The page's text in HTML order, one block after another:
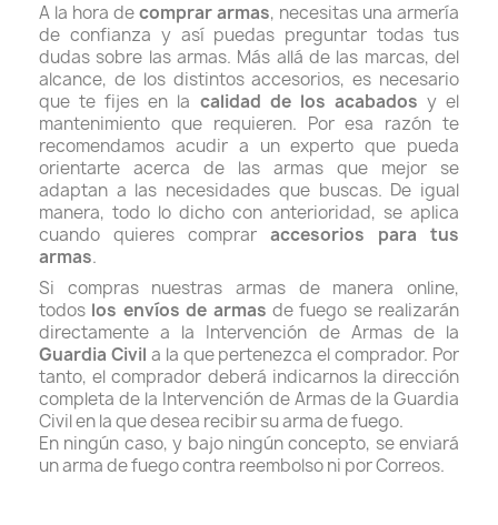
A la hora decomprar armas, necesitas una armería
de confianza y así puedas preguntar todas tus
dudas sobre las armas. Más allá de las marcas, del
alcance, de los distintos accesorios, es necesario
que te fijes en la calidad de los acabados y el
mantenimiento que requieren. Por esa razón te
recomendamos acudir a un experto que pueda
orientarte acerca de las armas que mejor se
adaptan a las necesidades que buscas. De igual
manera, todo lo dicho con anterioridad, se aplica
cuando quieres comprar accesorios para tus
armas.
Si compras nuestras armas de manera online,
todos los envíos de armas de fuego se realizarán
directamente a la Intervención de Armas de la
Guardia Civil a la que pertenezca el comprador. Por
tanto, el comprador deberá indicarnos la dirección
completa de la Intervención de Armas de la Guardia
Civil en la que desea recibir su arma de fuego.
En ningún caso, y bajo ningún concepto, se enviará
un arma de fuego contra reembolso ni por Correos.